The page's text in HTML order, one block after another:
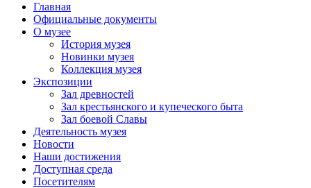
Главная
Официальные документы
О музее
История музея
Новинки музея
Коллекция музея
Экспозиции
Зал древностей
Зал крестьянского и купеческого быта
Зал боевой Славы
Деятельность музея
Новости
Наши достижения
Доступная среда
Посетителям